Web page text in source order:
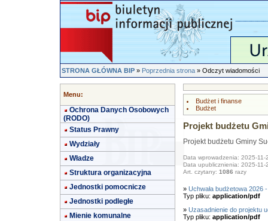
STRONA GŁÓWNA BIP»Poprzednia strona» Odczyt wiadomości
Menu:
Ochrona Danych Osobowych
(RODO)
Status Prawny
Wydziały
Władze
Struktura organizacyjna
Jednostki pomocnicze
Jednostki podległe
Mienie komunalne
Budżet i finanse
Budżet
Projekt budżetu
Projekt budżetu Gminy
Data wprowadzenia: 2025-11-
Data upublicznienia: 2025-11-
Art. czytany: 1086 razy
» Uchwała budżetowa 2026
Typ pliku: application/pdf
» Uzasadnienie do projektu
Typ pliku: application/pdf